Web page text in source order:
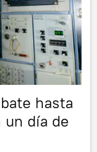
hasta
un día de